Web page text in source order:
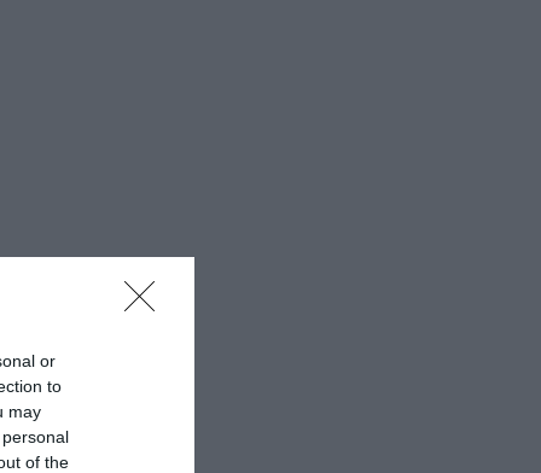
or
to
may
of the